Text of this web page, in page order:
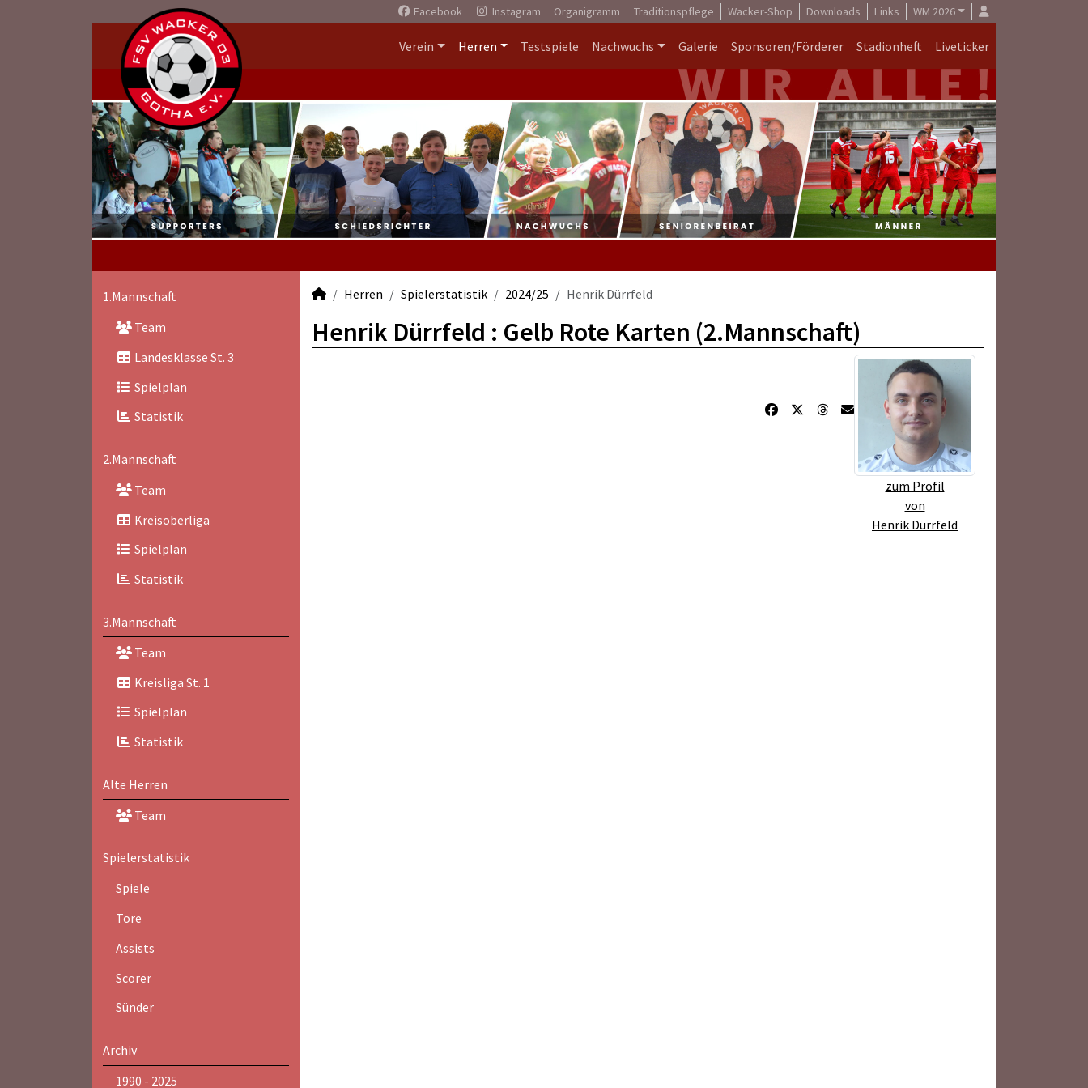
Facebook Instagram Organigramm Traditionspflege Wacker-Shop Downloads Links WM 2026
Verein Herren Testspiele Nachwuchs Galerie Sponsoren/Förderer Stadionheft Liveticker
1.Mannschaft
Team
Landesklasse St. 3
Spielplan
Statistik
2.Mannschaft
Team
Kreisoberliga
Spielplan
Statistik
3.Mannschaft
Team
Kreisliga St. 1
Spielplan
Statistik
Alte Herren
Team
Spielerstatistik
Spiele
Tore
Assists
Scorer
Sünder
Archiv
1990 - 2025
Herren Spielerstatistik 2024/25 Henrik Dürrfeld
Henrik Dürrfeld : Gelb Rote Karten (2.Mannschaft)
zum Profil
von
Henrik Dürrfeld